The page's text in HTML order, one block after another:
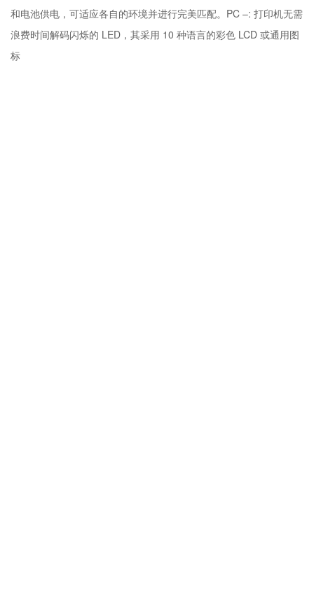
和电池供电，可适应各自的环境并进行完美匹配。PC –: 打印机无需
浪费时间解码闪烁的 LED，其采用 10 种语言的彩色 LCD 或通用图
标